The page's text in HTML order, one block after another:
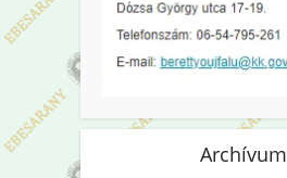
Archívum